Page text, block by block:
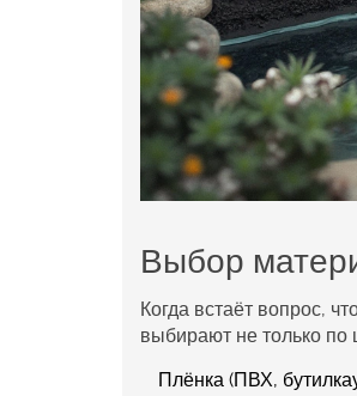
Выбор
Когда встаёт вопрос,
выбирают не только по
Плёнка (ПВХ,